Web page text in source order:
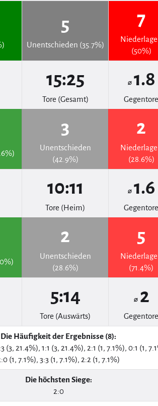
5
Unentschieden (35.7%)
7
(50%)
15:25
Tore (Gesamt)
⌀ 1.8
Gegentore
3
Unentschieden
(42.9%)
2
(28.6%)
10:11
Tore (Heim)
⌀ 1.6
Gegentore
2
Unentschieden
(28.6%)
5
(71.4%)
5:14
Tore (Auswärts)
⌀ 2
Gegentore
Die Häufigkeit der Ergebnisse (8):
(3, 21.4%), 1:1 (3, 21.4%), 2:1 (1, 7.1%), 0:1 (1,
(1, 7.1%), 3:3 (1, 7.1%), 2:2 (1, 7.1%)
Die höchsten Siege:
2:0